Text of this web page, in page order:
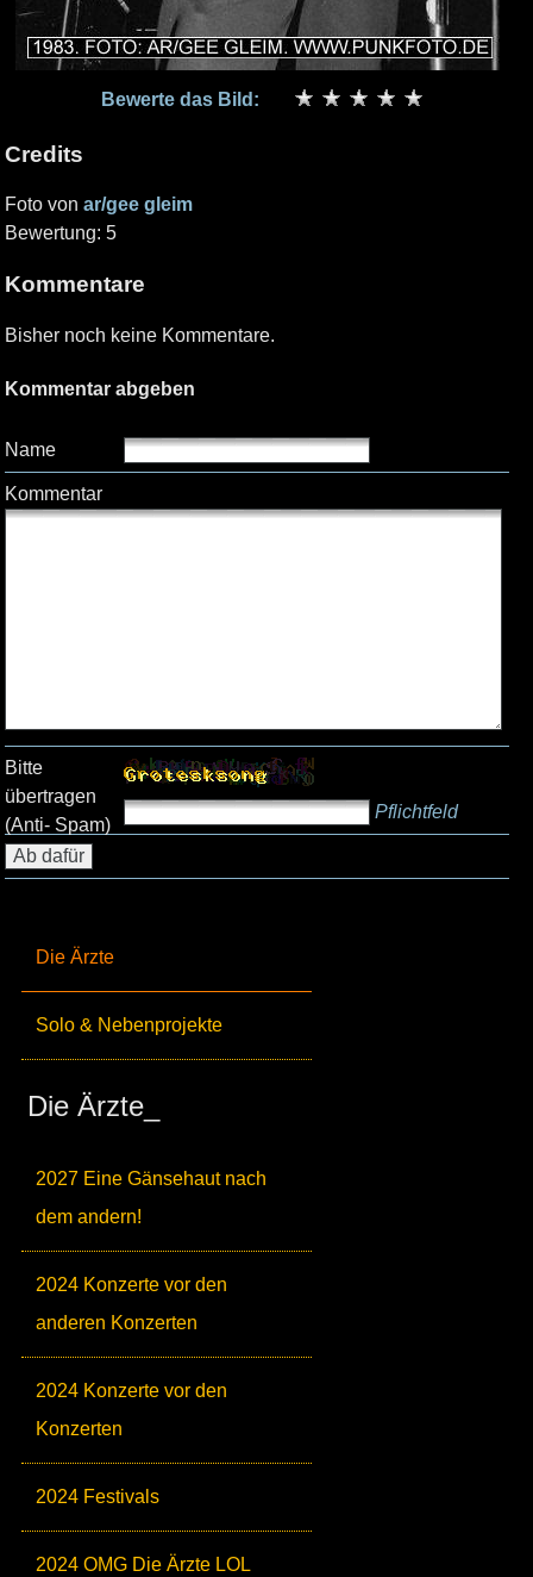
Die Ärzte
Solo & Nebenprojekte
Die Ärzte_
2027 Eine Gänsehaut nach
dem andern!
2024 Konzerte vor den
anderen Konzerten
2024 Konzerte vor den
Konzerten
2024 Festivals
2024 OMG Die Ärzte LOL
Bewerte das Bild:
Credits
Foto von ar/gee gleim
Bewertung: 5
Kommentare
Bisher noch keine Kommentare.
Kommentar abgeben
Name
Kommentar
Bitte
übertragen
(Anti- Spam)
Pflichtfeld